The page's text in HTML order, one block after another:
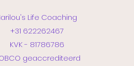
Life Coaching
+31 622262467
KVK - 81786786
geaccrediteerd